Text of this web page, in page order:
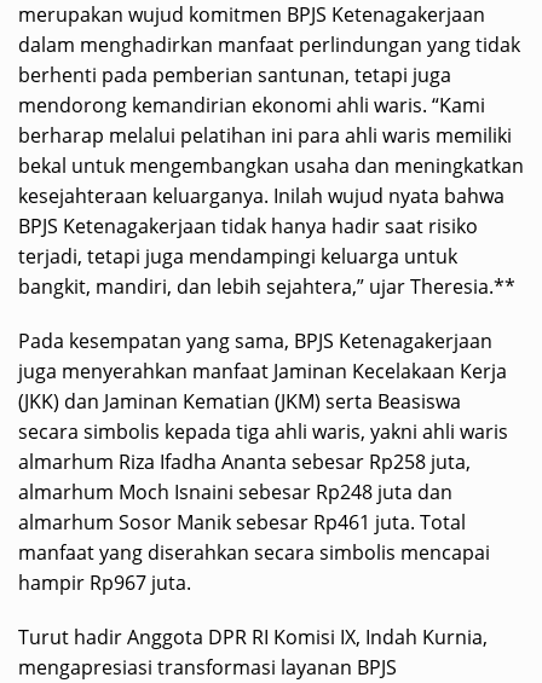
merupakan wujud komitmen BPJS Ketenagakerjaan
dalam menghadirkan manfaat perlindungan yang tidak
berhenti pada pemberian santunan, tetapi juga
mendorong kemandirian ekonomi ahli waris. “Kami
berharap melalui pelatihan ini para ahli waris memiliki
bekal untuk mengembangkan usaha dan meningkatkan
kesejahteraan keluarganya. Inilah wujud nyata bahwa
BPJS Ketenagakerjaan tidak hanya hadir saat risiko
terjadi, tetapi juga mendampingi keluarga untuk
bangkit, mandiri, dan lebih sejahtera,” ujar Theresia.**
Pada kesempatan yang sama, BPJS Ketenagakerjaan
juga menyerahkan manfaat Jaminan Kecelakaan Kerja
(JKK) dan Jaminan Kematian (JKM) serta Beasiswa
secara simbolis kepada tiga ahli waris, yakni ahli waris
almarhum Riza Ifadha Ananta sebesar Rp258 juta,
almarhum Moch Isnaini sebesar Rp248 juta dan
almarhum Sosor Manik sebesar Rp461 juta. Total
manfaat yang diserahkan secara simbolis mencapai
hampir Rp967 juta.
Turut hadir Anggota DPR RI Komisi IX, Indah Kurnia,
mengapresiasi transformasi layanan BPJS